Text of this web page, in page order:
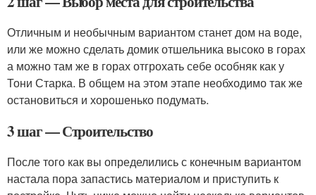
Отличным и необычным вариантом станет дом на воде,
или же можно сделать домик отшельника высоко в горах
а можно там же в горах отгрохать себе особняк как у
Тони Старка. В общем на этом этапе необходимо так же
остановиться и хорошенько подумать.
3 шаг — Строительство
После того как вы определились с конечным вариантом
настала пора запастись материалом и приступить к